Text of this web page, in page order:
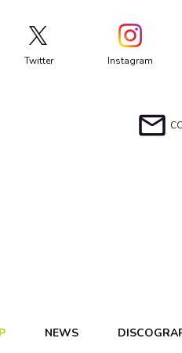
Twitter Instagram
NEWS